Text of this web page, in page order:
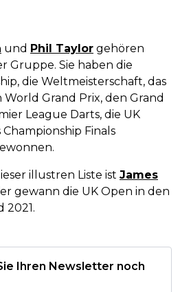
und Phil Taylor gehören
Gruppe. Sie haben die
die Weltmeisterschaft, das
Grand Prix, den Grand
League Darts, die UK
Finals
illustren Liste ist James
gewann die UK Open in den
2021.
Ihren Newsletter noch